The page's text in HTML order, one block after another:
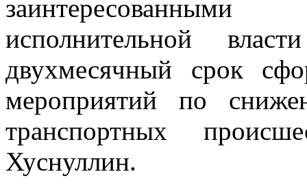
исполнительной
двухмесячный срок
мероприятий по
транспортных
Хуснуллин.